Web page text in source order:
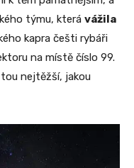
týmu, která vážila
kapra češti rybáři
na místě číslo 99.
nejtěžší, jakou